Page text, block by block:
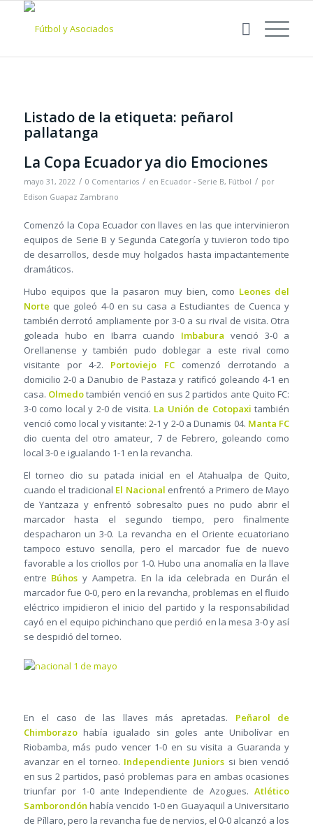
Listado de la etiqueta: peñarol
pallatanga
La Copa Ecuador ya dio Emociones
mayo 31, 2022 / 0 Comentarios / en Ecuador - Serie B, Fútbol / por
Edison Guapaz Zambrano
Comenzó la Copa Ecuador con llaves en las que intervinieron
equipos de Serie B y Segunda Categoría y tuvieron todo tipo
de desarrollos, desde muy holgados hasta impactantemente
dramáticos.
Hubo equipos que la pasaron muy bien, como Leones del
Norte que goleó 4-0 en su casa a Estudiantes de Cuenca y
también derrotó ampliamente por 3-0 a su rival de visita. Otra
goleada hubo en Ibarra cuando Imbabura venció 3-0 a
Orellanense y también pudo doblegar a este rival como
visitante por 4-2. Portoviejo FCcomenzó derrotando a
domicilio 2-0 a Danubio de Pastaza y ratificó goleando 4-1 en
casa. Olmedotambién venció en sus 2 partidos ante Quito FC:
3-0 como local y 2-0 de visita. La Unión de Cotopaxi también
venció como local y visitante: 2-1 y 2-0 a Dunamis 04. Manta FC
dio cuenta del otro amateur, 7 de Febrero, goleando como
local 3-0 e igualando 1-1 en la revancha.
El torneo dio su patada inicial en el Atahualpa de Quito,
cuando el tradicional El Nacional enfrentó a Primero de Mayo
de Yantzaza y enfrentó sobresalto pues no pudo abrir el
marcador hasta el segundo tiempo, pero finalmente
despacharon un 3-0. La revancha en el Oriente ecuatoriano
tampoco estuvo sencilla, pero el marcador fue de nuevo
favorable a los criollos por 1-0. Hubo una anomalía en la llave
entre Búhos y Aampetra. En la ida celebrada en Durán el
marcador fue 0-0, pero en la revancha, problemas en el fluido
eléctrico impidieron el inicio del partido y la responsabilidad
cayó en el equipo pichinchano que perdió en la mesa 3-0 y así
se despidió del torneo.
En el caso de las llaves más apretadas. Peñarol de
Chimborazohabía igualado sin goles ante Unibolívar en
Riobamba, más pudo vencer 1-0 en su visita a Guaranda y
avanzar en el torneo. Independiente Juniors si bien venció
en sus 2 partidos, pasó problemas para en ambas ocasiones
triunfar por 1-0 ante Independiente de Azogues.Atlético
Samborondón había vencido 1-0 en Guayaquil a Universitario
de Píllaro, pero la revancha fue de nervios, el 0-0 alcanzó a los